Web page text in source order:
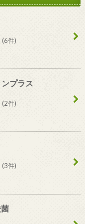
(6件)
プラス
(2件)
(3件)